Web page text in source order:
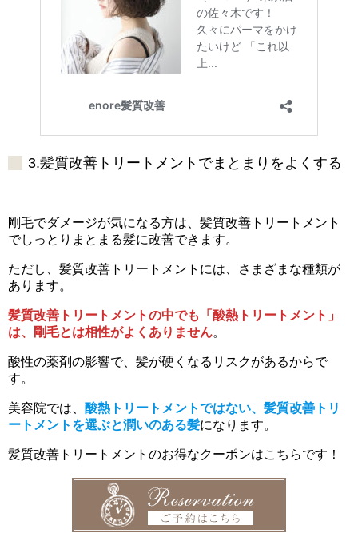
3.髪質改善トリートメントでまとまりをよくする
剛毛でダメージが気になる方は、髪質改善トリートメント
でしっとりまとまる髪に改善できます。
ただし、髪質改善トリートメントには、さまざまな種類が
あります。
髪質改善トリートメントの中でも「酸熱トリートメント」
は、剛毛とは相性がよくありません。
酸性の薬剤の影響で、髪が硬くなるリスクがあるからで
す。
美容院では、 酸熱トリートメントではない、髪質改善トリ
ートメントを選ぶと潤いのある髪になります。
髪質改善トリートメントのお得なクーポンはこちらです！